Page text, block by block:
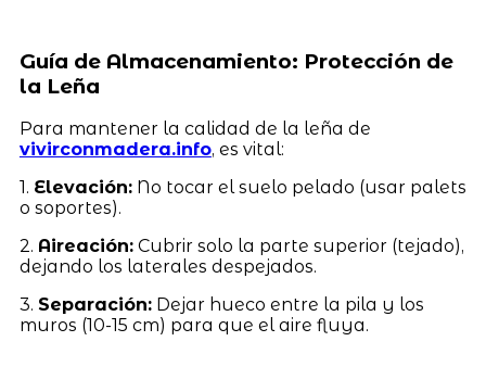
Guía de Almacenamiento: Protección de
la Leña
Para mantener la calidad de la leña de
vivirconmadera.info, es vital:
1. Elevación:No tocar el suelo pelado (usar palets
o soportes).
2. Aireación:Cubrir solo la parte superior (tejado),
dejando los laterales despejados.
3. Separación:Dejar hueco entre la pila y los
muros (10-15 cm) para que el aire fluya.